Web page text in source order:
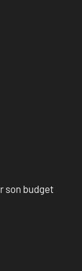
son budget